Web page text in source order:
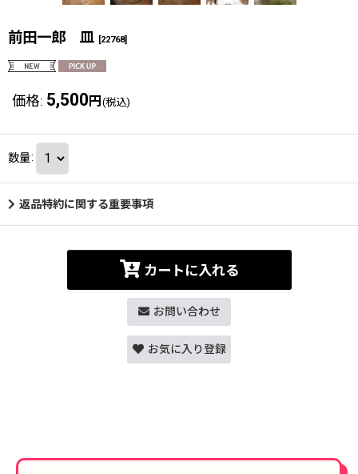
前田一郎 皿 [22768]
価格: 5,500 円 (税込)
数量:
返品特約に関する重要事項
カートに入れる
お問い合わせ
お気に入り登録